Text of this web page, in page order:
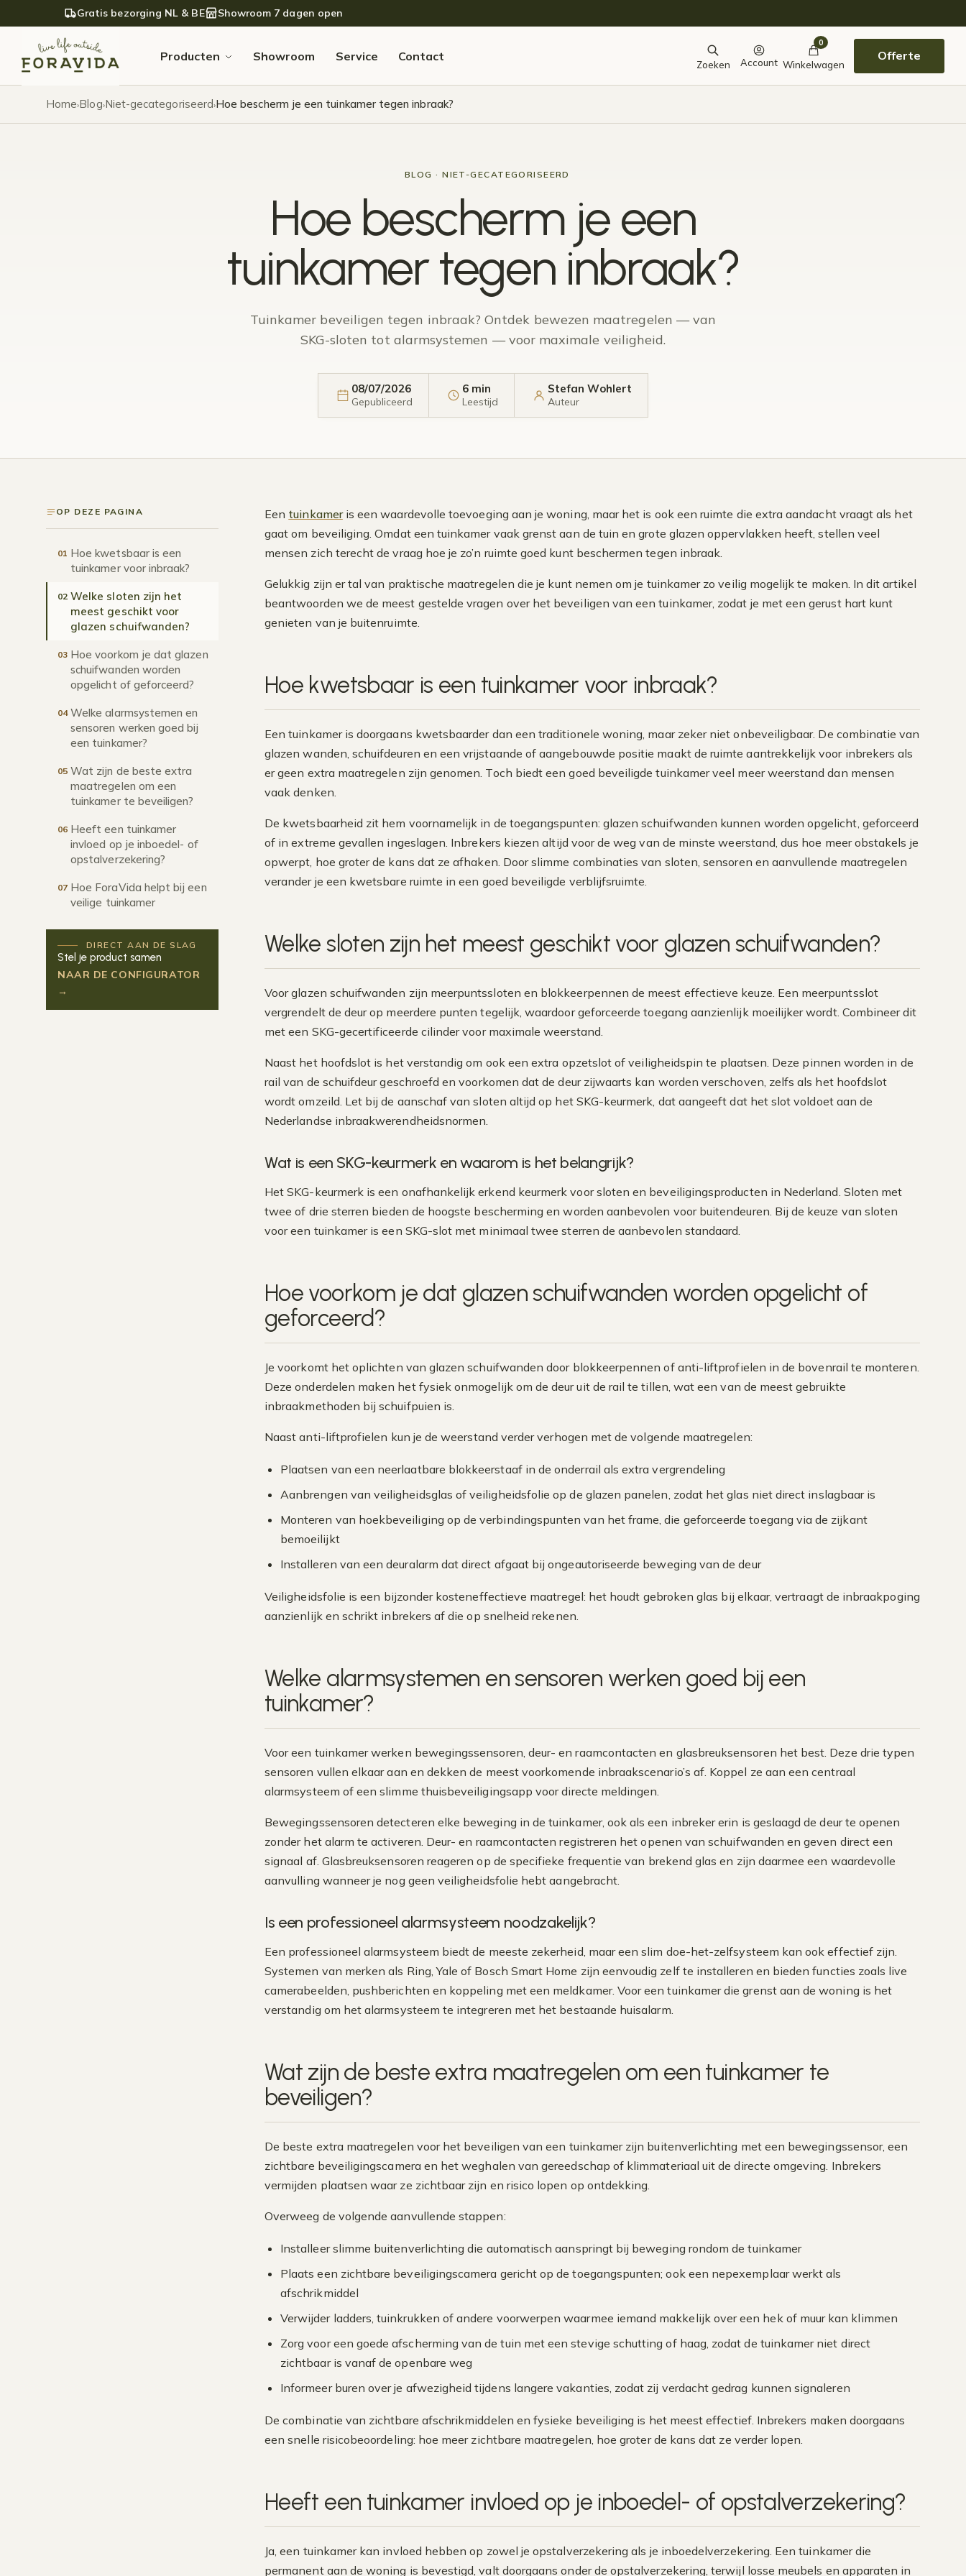
Verder naar navigatie
Ga naar de inhoudGratis bezorging NL & BE Showroom 7 dagen open
Producten Showroom Service Contact
Zoeken Account
0
Winkelwagen
Offerte
Home›Blog›Niet-gecategoriseerd›Hoe bescherm je een tuinkamer tegen inbraak?
BLOG · NIET-GECATEGORISEERD
Hoe bescherm je een
tuinkamer tegen inbraak?
Tuinkamer beveiligen tegen inbraak? Ontdek bewezen maatregelen — van
SKG-sloten tot alarmsystemen — voor maximale veiligheid.
08/07/2026
Gepubliceerd
6 min
Leestijd
Stefan Wohlert
Auteur
OP DEZE PAGINA
01 Hoe kwetsbaar is een
tuinkamer voor inbraak?
02 Welke sloten zijn het
meest geschikt voor
glazen schuifwanden?
03 Hoe voorkom je dat glazen
schuifwanden worden
opgelicht of geforceerd?
04 Welke alarmsystemen en
sensoren werken goed bij
een tuinkamer?
05 Wat zijn de beste extra
maatregelen om een
tuinkamer te beveiligen?
06 Heeft een tuinkamer
invloed op je inboedel- of
opstalverzekering?
07 Hoe ForaVida helpt bij een
veilige tuinkamer
DIRECT AAN DE SLAG
Stel je product samen
NAAR DE CONFIGURATOR
→
Een tuinkameris een waardevolle toevoeging aan je woning, maar het is ook een ruimte die extra aandacht vraagt als het
gaat om beveiliging. Omdat een tuinkamer vaak grenst aan de tuin en grote glazen oppervlakken heeft, stellen veel
mensen zich terecht de vraag hoe je zo’n ruimte goed kunt beschermen tegen inbraak.
Gelukkig zijn er tal van praktische maatregelen die je kunt nemen om je tuinkamer zo veilig mogelijk te maken. In dit artikel
beantwoorden we de meest gestelde vragen over het beveiligen van een tuinkamer, zodat je met een gerust hart kunt
genieten van je buitenruimte.
Hoe kwetsbaar is een tuinkamer voor inbraak?
Een tuinkamer is doorgaans kwetsbaarder dan een traditionele woning, maar zeker niet onbeveiligbaar. De combinatie van
glazen wanden, schuifdeuren en een vrijstaande of aangebouwde positie maakt de ruimte aantrekkelijk voor inbrekers als
er geen extra maatregelen zijn genomen. Toch biedt een goed beveiligde tuinkamer veel meer weerstand dan mensen
vaak denken.
De kwetsbaarheid zit hem voornamelijk in de toegangspunten: glazen schuifwanden kunnen worden opgelicht, geforceerd
of in extreme gevallen ingeslagen. Inbrekers kiezen altijd voor de weg van de minste weerstand, dus hoe meer obstakels je
opwerpt, hoe groter de kans dat ze afhaken. Door slimme combinaties van sloten, sensoren en aanvullende maatregelen
verander je een kwetsbare ruimte in een goed beveiligde verblijfsruimte.
Welke sloten zijn het meest geschikt voor glazen schuifwanden?
Voor glazen schuifwanden zijn meerpuntssloten en blokkeerpennen de meest effectieve keuze. Een meerpuntsslot
vergrendelt de deur op meerdere punten tegelijk, waardoor geforceerde toegang aanzienlijk moeilijker wordt. Combineer dit
met een SKG-gecertificeerde cilinder voor maximale weerstand.
Naast het hoofdslot is het verstandig om ook een extra opzetslot of veiligheidspin te plaatsen. Deze pinnen worden in de
rail van de schuifdeur geschroefd en voorkomen dat de deur zijwaarts kan worden verschoven, zelfs als het hoofdslot
wordt omzeild. Let bij de aanschaf van sloten altijd op het SKG-keurmerk, dat aangeeft dat het slot voldoet aan de
Nederlandse inbraakwerendheidsnormen.
Wat is een SKG-keurmerk en waarom is het belangrijk?
Het SKG-keurmerk is een onafhankelijk erkend keurmerk voor sloten en beveiligingsproducten in Nederland. Sloten met
twee of drie sterren bieden de hoogste bescherming en worden aanbevolen voor buitendeuren. Bij de keuze van sloten
voor een tuinkamer is een SKG-slot met minimaal twee sterren de aanbevolen standaard.
Hoe voorkom je dat glazen schuifwanden worden opgelicht of
geforceerd?
Je voorkomt het oplichten van glazen schuifwanden door blokkeerpennen of anti-liftprofielen in de bovenrail te monteren.
Deze onderdelen maken het fysiek onmogelijk om de deur uit de rail te tillen, wat een van de meest gebruikte
inbraakmethoden bij schuifpuien is.
Naast anti-liftprofielen kun je de weerstand verder verhogen met de volgende maatregelen:
Plaatsen van een neerlaatbare blokkeerstaaf in de onderrail als extra vergrendeling
Aanbrengen van veiligheidsglas of veiligheidsfolie op de glazen panelen, zodat het glas niet direct inslagbaar is
Monteren van hoekbeveiliging op de verbindingspunten van het frame, die geforceerde toegang via de zijkant
bemoeilijkt
Installeren van een deuralarm dat direct afgaat bij ongeautoriseerde beweging van de deur
Veiligheidsfolie is een bijzonder kosteneffectieve maatregel: het houdt gebroken glas bij elkaar, vertraagt de inbraakpoging
aanzienlijk en schrikt inbrekers af die op snelheid rekenen.
Welke alarmsystemen en sensoren werken goed bij een
tuinkamer?
Voor een tuinkamer werken bewegingssensoren, deur- en raamcontacten en glasbreuksensoren het best. Deze drie typen
sensoren vullen elkaar aan en dekken de meest voorkomende inbraakscenario’s af. Koppel ze aan een centraal
alarmsysteem of een slimme thuisbeveiligingsapp voor directe meldingen.
Bewegingssensoren detecteren elke beweging in de tuinkamer, ook als een inbreker erin is geslaagd de deur te openen
zonder het alarm te activeren. Deur- en raamcontacten registreren het openen van schuifwanden en geven direct een
signaal af. Glasbreuksensoren reageren op de specifieke frequentie van brekend glas en zijn daarmee een waardevolle
aanvulling wanneer je nog geen veiligheidsfolie hebt aangebracht.
Is een professioneel alarmsysteem noodzakelijk?
Een professioneel alarmsysteem biedt de meeste zekerheid, maar een slim doe-het-zelfsysteem kan ook effectief zijn.
Systemen van merken als Ring, Yale of Bosch Smart Home zijn eenvoudig zelf te installeren en bieden functies zoals live
camerabeelden, pushberichten en koppeling met een meldkamer. Voor een tuinkamer die grenst aan de woning is het
verstandig om het alarmsysteem te integreren met het bestaande huisalarm.
Wat zijn de beste extra maatregelen om een tuinkamer te
beveiligen?
De beste extra maatregelen voor het beveiligen van een tuinkamer zijn buitenverlichting met een bewegingssensor, een
zichtbare beveiligingscamera en het weghalen van gereedschap of klimmateriaal uit de directe omgeving. Inbrekers
vermijden plaatsen waar ze zichtbaar zijn en risico lopen op ontdekking.
Overweeg de volgende aanvullende stappen:
Installeer slimme buitenverlichting die automatisch aanspringt bij beweging rondom de tuinkamer
Plaats een zichtbare beveiligingscamera gericht op de toegangspunten; ook een nepexemplaar werkt als
afschrikmiddel
Verwijder ladders, tuinkrukken of andere voorwerpen waarmee iemand makkelijk over een hek of muur kan klimmen
Zorg voor een goede afscherming van de tuin met een stevige schutting of haag, zodat de tuinkamer niet direct
zichtbaar is vanaf de openbare weg
Informeer buren over je afwezigheid tijdens langere vakanties, zodat zij verdacht gedrag kunnen signaleren
De combinatie van zichtbare afschrikmiddelen en fysieke beveiliging is het meest effectief. Inbrekers maken doorgaans
een snelle risicobeoordeling: hoe meer zichtbare maatregelen, hoe groter de kans dat ze verder lopen.
Heeft een tuinkamer invloed op je inboedel- of opstalverzekering?
Ja, een tuinkamer kan invloed hebben op zowel je opstalverzekering als je inboedelverzekering. Een tuinkamer die
permanent aan de woning is bevestigd, valt doorgaans onder de opstalverzekering, terwijl losse meubels en apparaten in